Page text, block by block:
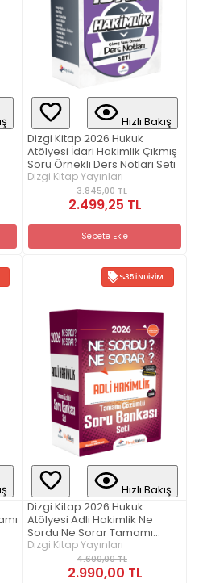
Hızlı Bakış
Dizgi Kitap 2026 Hukuk
Atölyesi İdari Hakimlik Çıkmış
Soru Örnekli Ders Notları Seti
Dizgi Kitap Yayınları
3.845,00 TL
2.499,25 TL
Sepete Ekle
%35 İNDIRIM
Hızlı Bakış
Dizgi Kitap 2026 Hukuk
Atölyesi Adli Hakimlik Ne
Sordu Ne Sorar Tamamı
Çözümlü Soru Bankası Seti
Dizgi Kitap Yayınları
4.600,00 TL
2.990,00 TL